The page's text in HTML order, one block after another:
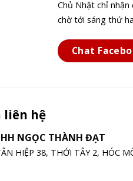
Chủ Nhật chỉ
chờ tới sáng thứ
Chat
liên hệ
NGỌC THÀNH ĐẠT
HIỆP 38, THỚI TÂY 2, HÓC